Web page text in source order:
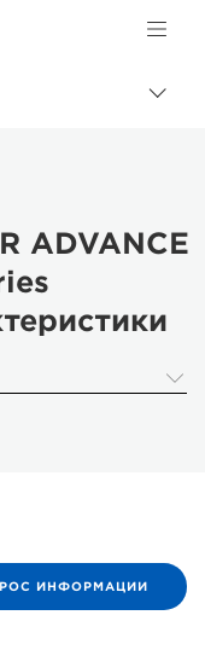
Logo, back to
ADVANCE
ИНФОРМАЦИИ